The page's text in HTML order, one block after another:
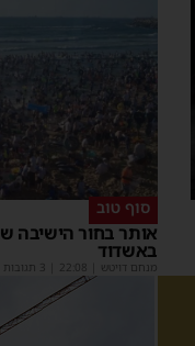
סוף טוב
אותר בחור הישיבה
באשדוד
מנחם דויטש 22:08